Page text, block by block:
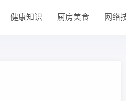
健康知识 厨房美食 网络